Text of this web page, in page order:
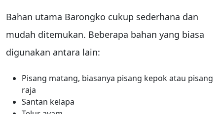
Bahan utama Barongko cukup sederhana dan
mudah ditemukan. Beberapa bahan yang biasa
digunakan antara lain:
Pisang matang, biasanya pisang kepok atau pisang
raja
Santan kelapa